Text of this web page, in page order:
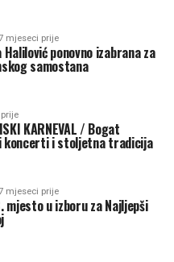
mjeseci prije
Halilović ponovno izabrana za
samostana
KARNEVAL / Bogat
koncerti i stoljetna tradicija
mjeseci prije
mjesto u izboru za Najljepši